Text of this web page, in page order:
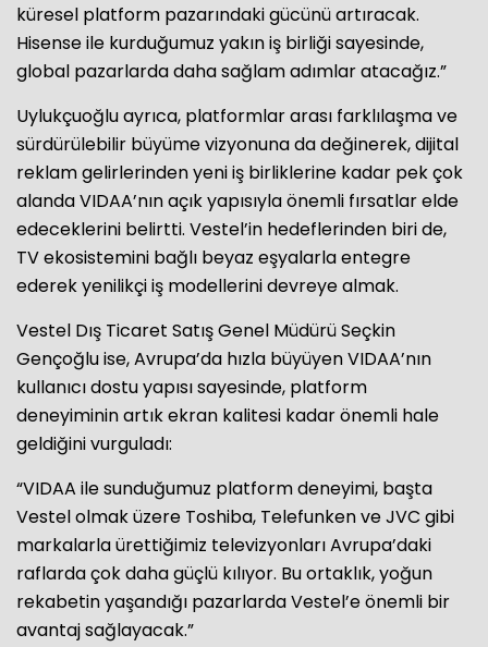
küresel platform pazarındaki gücünü artıracak.
Hisense ile kurduğumuz yakın iş birliği sayesinde,
global pazarlarda daha sağlam adımlar atacağız.”
Uylukçuoğlu ayrıca, platformlar arası farklılaşma ve
sürdürülebilir büyüme vizyonuna da değinerek, dijital
reklam gelirlerinden yeni iş birliklerine kadar pek çok
alanda VIDAA’nın açık yapısıyla önemli fırsatlar elde
edeceklerini belirtti. Vestel’in hedeflerinden biri de,
TV ekosistemini bağlı beyaz eşyalarla entegre
ederek yenilikçi iş modellerini devreye almak.
Vestel Dış Ticaret Satış Genel Müdürü Seçkin
Gençoğlu ise, Avrupa’da hızla büyüyen VIDAA’nın
kullanıcı dostu yapısı sayesinde, platform
deneyiminin artık ekran kalitesi kadar önemli hale
geldiğini vurguladı:
“VIDAA ile sunduğumuz platform deneyimi, başta
Vestel olmak üzere Toshiba, Telefunken ve JVC gibi
markalarla ürettiğimiz televizyonları Avrupa’daki
raflarda çok daha güçlü kılıyor. Bu ortaklık, yoğun
rekabetin yaşandığı pazarlarda Vestel’e önemli bir
avantaj sağlayacak.”